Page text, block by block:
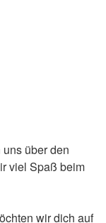
über den
viel Spaß beim
wir dich auf